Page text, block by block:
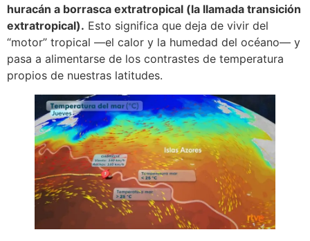
huracán a borrasca extratropical (la llamada transición
extratropical). Esto significa que deja de vivir del
“motor” tropical —el calor y la humedad del océano— y
pasa a alimentarse de los contrastes de temperatura
propios de nuestras latitudes.